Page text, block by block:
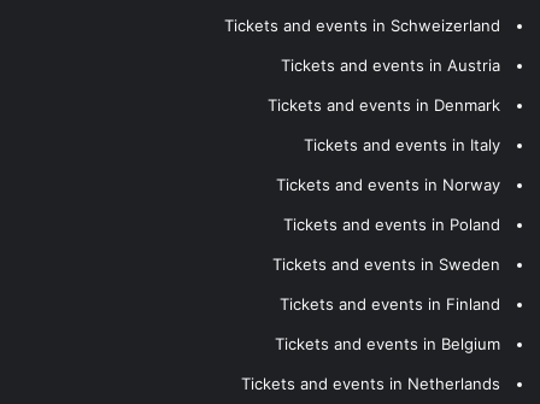
Tickets and events in Schweizerland
Tickets and events in Austria
Tickets and events in Denmark
Tickets and events in Italy
Tickets and events in Norway
Tickets and events in Poland
Tickets and events in Sweden
Tickets and events in Finland
Tickets and events in Belgium
Tickets and events in Netherlands